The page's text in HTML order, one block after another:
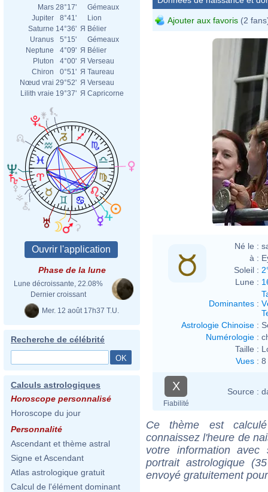
Mars 28°17'
Gémeaux
Jupiter
8°41'
Lion
Saturne 14°36' Я Bélier
Uranus
5°15'
Gémeaux
Neptune
4°09' Я Bélier
Pluton
4°00' Я Verseau
Chiron
0°51' Я Taureau
Nœud vrai 29°52' Я Verseau
Lilith vraie 19°37' Я Capricorne
Phase de la lune
Lune décroissante, 22.08%
Dernier croissant
Mer. 12 août 17h37 T.U.
Recherche de célébrité
Calculs astrologiques
Horoscope personnalisé
Horoscope du jour
Personnalité
Ascendant et thème astral
Signe et Ascendant
Atlas astrologique gratuit
Calcul de l'élément dominant
Ajouter aux favoris (2
Né le :
à :
Soleil :
Lune :
Dominantes :
Astrologie Chinoise :
Numérologie :
Taille :
Vues : 8
X
Fiabilité
Source :
Ce thème est
connaissez l'heure de
votre information
portrait astrologique
envoyé gratuitement